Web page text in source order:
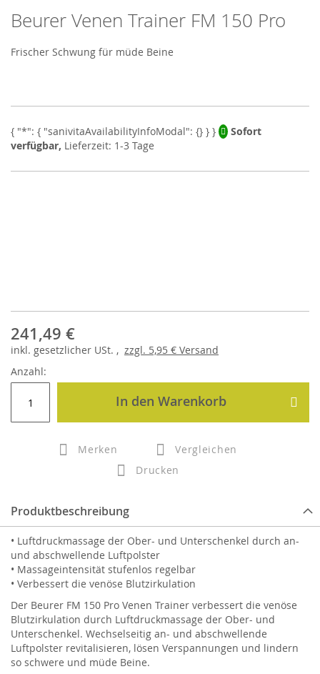
Skip
to
the
beginning
images
Beurer Venen Trainer FM 150 Pro
Frischer Schwung für müde Beine
Sofort
verfügbar, Lieferzeit: 1-3 Tage
241,49 €
inkl. gesetzlicher USt. , zzgl. 5,95 € Versand
Anzahl:
In den Warenkorb
Merken
Vergleichen
Drucken
Produktbeschreibung
• Luftdruckmassage der Ober- und Unterschenkel durch an-
und abschwellende Luftpolster
• Massageintensität stufenlos regelbar
• Verbessert die venöse Blutzirkulation
Der Beurer FM 150 Pro Venen Trainer verbessert die venöse
Blutzirkulation durch Luftdruckmassage der Ober- und
Unterschenkel. Wechselseitig an- und abschwellende
Luftpolster revitalisieren, lösen Verspannungen und lindern
so schwere und müde Beine.